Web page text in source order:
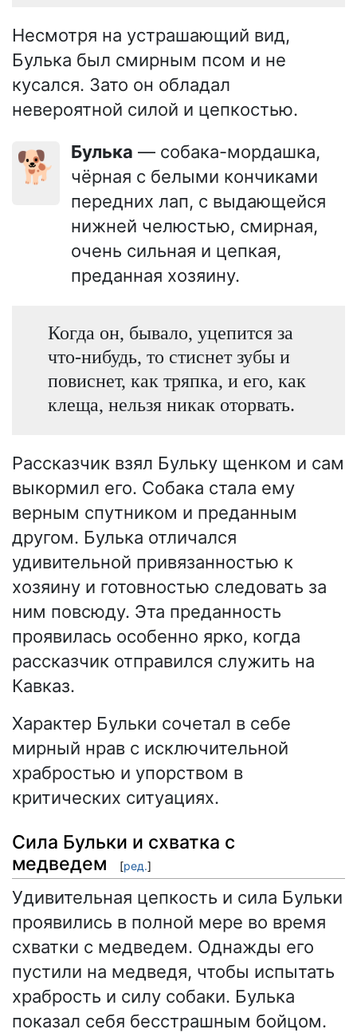
Несмотря на устрашающий вид,
Булька был смирным псом и не
кусался. Зато он обладал
невероятной силой и цепкостью.
🐕 Булька — собака-мордашка,
чёрная с белыми кончиками
передних лап, с выдающейся
нижней челюстью, смирная,
очень сильная и цепкая,
преданная хозяину.
Когда он, бывало, уцепится за
что-нибудь, то стиснет зубы и
повиснет, как тряпка, и его, как
клеща, нельзя никак оторвать.
Рассказчик взял Бульку щенком и сам
выкормил его. Собака стала ему
верным спутником и преданным
другом. Булька отличался
удивительной привязанностью к
хозяину и готовностью следовать за
ним повсюду. Эта преданность
проявилась особенно ярко, когда
рассказчик отправился служить на
Кавказ.
Характер Бульки сочетал в себе
мирный нрав с исключительной
храбростью и упорством в
критических ситуациях.
Сила Бульки и схватка с
медведем
[ред.]
Удивительная цепкость и сила Бульки
проявились в полной мере во время
схватки с медведем. Однажды его
пустили на медведя, чтобы испытать
храбрость и силу собаки. Булька
показал себя бесстрашным бойцом.